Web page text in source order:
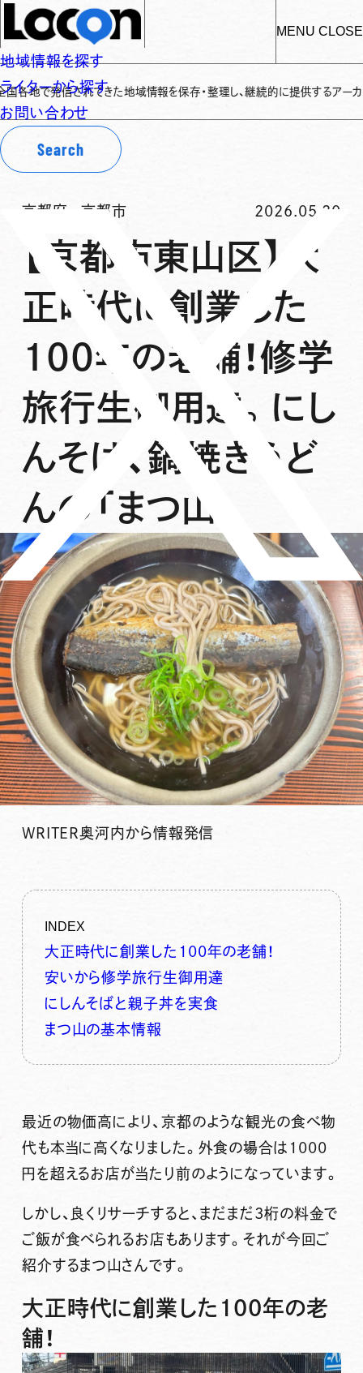
MENU CLOSE
地域情報を探す
ライターから探す
お問い合わせ
Search
れてきた地域情報を保存・整理し、継続的に提供するアーカイブサイトです
京都府 -京都市 2026.05.20
【京都市東山区】大
正時代に創業した
100年の老舗！修学
旅行生御用達。にし
んそば、鍋焼きうど
んの「まつ山」
WRITER奥河内から情報発信
INDEX
大正時代に創業した100年の老舗！
安いから修学旅行生御用達
にしんそばと親子丼を実食
まつ山の基本情報
最近の物価高により、京都のような観光の食べ物
代も本当に高くなりました。外食の場合は1000
円を超えるお店が当たり前のようになっています。
しかし、良くリサーチすると、まだまだ3桁の料金で
ご飯が食べられるお店もあります。それが今回ご
紹介するまつ山さんです。
大正時代に創業した100年の老
舗！